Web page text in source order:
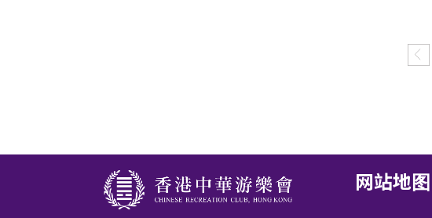
网站地图